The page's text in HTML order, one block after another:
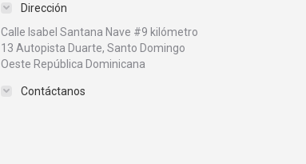
Dirección
Calle Isabel Santana Nave #9 kilómetro
13 Autopista Duarte, Santo Domingo
Oeste República Dominicana
Contáctanos